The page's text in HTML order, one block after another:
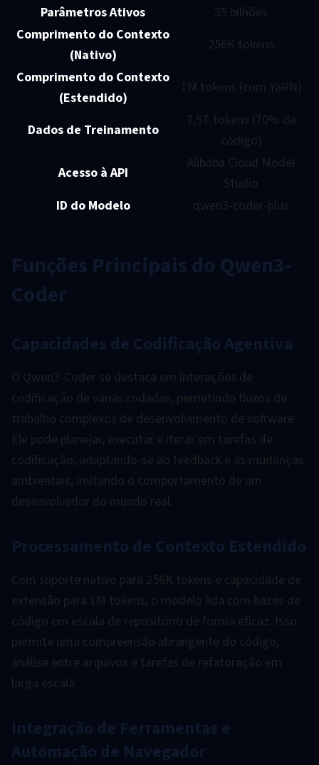
Parâmetros Ativos
35 bilhões
Comprimento do Contexto
(Nativo)
256K tokens
Comprimento do Contexto
(Estendido)
1M tokens (com YaRN)
Dados de Treinamento
7,5T tokens (70% de
código)
Acesso à API
Alibaba Cloud Model
Studio
ID do Modelo
qwen3-coder-plus
Funções Principais do Qwen3-
Coder
Capacidades de Codificação Agentiva
O Qwen3-Coder se destaca em interações de
codificação de várias rodadas, permitindo fluxos de
trabalho complexos de desenvolvimento de software.
Ele pode planejar, executar e iterar em tarefas de
codificação, adaptando-se ao feedback e às mudanças
ambientais, imitando o comportamento de um
desenvolvedor do mundo real.
Processamento de Contexto Estendido
Com suporte nativo para 256K tokens e capacidade de
extensão para 1M tokens, o modelo lida com bases de
código em escala de repositório de forma eficaz. Isso
permite uma compreensão abrangente do código,
análise entre arquivos e tarefas de refatoração em
larga escala.
Integração de Ferramentas e
Automação de Navegador